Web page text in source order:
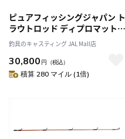
ピュアフィッシングジャパン ト
ラウトロッド ディプロマット
DPMS-612UL (スピニング/2ピ
ース)
釣具のキャスティング JAL Mall店
30,800 円 （税込）
積算 280 マイル (1倍)